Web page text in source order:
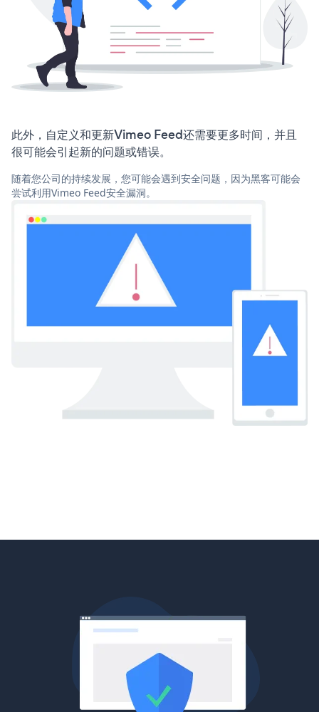
此外，自定义和更新Vimeo Feed还需要更多时间，并且
很可能会引起新的问题或错误。
随着您公司的持续发展，您可能会遇到安全问题，因为黑客可能会
尝试利用Vimeo Feed安全漏洞。